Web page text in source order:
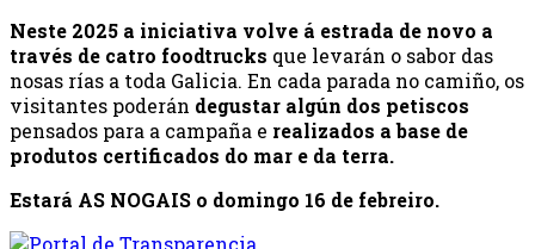
Neste 2025 a iniciativa volve á estrada de novo a
través de catro foodtrucks que levarán o sabor das
nosas rías a toda Galicia. En cada parada no camiño, os
visitantes poderán degustar algún dos petiscos
pensados para a campaña e realizados a base de
produtos certificados do mar e da terra.
Estará AS NOGAIS o domingo 16 de febreiro.